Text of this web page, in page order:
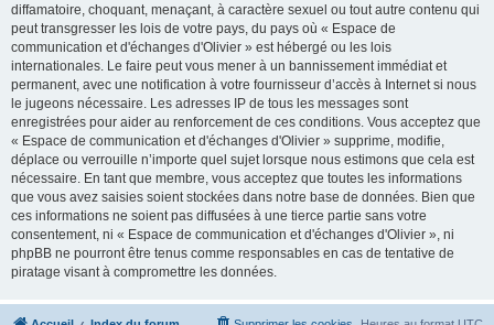
diffamatoire, choquant, menaçant, à caractère sexuel ou tout autre contenu qui
peut transgresser les lois de votre pays, du pays où « Espace de
communication et d'échanges d'Olivier » est hébergé ou les lois
internationales. Le faire peut vous mener à un bannissement immédiat et
permanent, avec une notification à votre fournisseur d’accès à Internet si nous
le jugeons nécessaire. Les adresses IP de tous les messages sont
enregistrées pour aider au renforcement de ces conditions. Vous acceptez que
« Espace de communication et d'échanges d'Olivier » supprime, modifie,
déplace ou verrouille n’importe quel sujet lorsque nous estimons que cela est
nécessaire. En tant que membre, vous acceptez que toutes les informations
que vous avez saisies soient stockées dans notre base de données. Bien que
ces informations ne soient pas diffusées à une tierce partie sans votre
consentement, ni « Espace de communication et d'échanges d'Olivier », ni
phpBB ne pourront être tenus comme responsables en cas de tentative de
piratage visant à compromettre les données.